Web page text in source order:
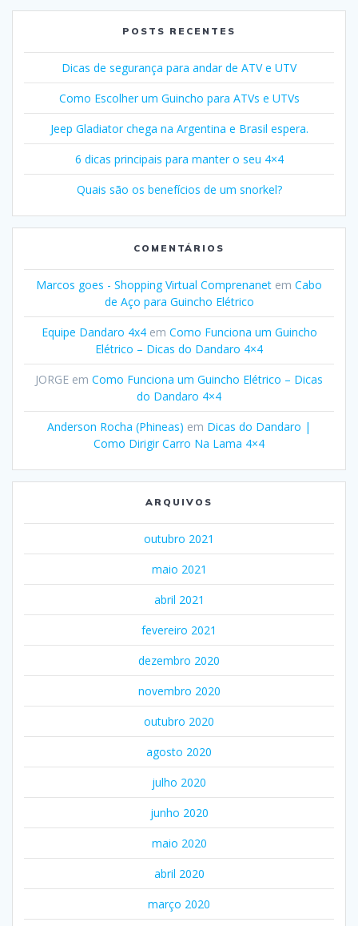
POSTS RECENTES
Dicas de segurança para andar de ATV e UTV
Como Escolher um Guincho para ATVs e UTVs
Jeep Gladiator chega na Argentina e Brasil espera.
6 dicas principais para manter o seu 4×4
Quais são os benefícios de um snorkel?
COMENTÁRIOS
Marcos goes - Shopping Virtual Comprenanet em Cabo
de Aço para Guincho Elétrico
Equipe Dandaro 4x4em Como Funciona um Guincho
Elétrico – Dicas do Dandaro 4×4
JORGE em Como Funciona um Guincho Elétrico – Dicas
do Dandaro 4×4
Anderson Rocha (Phineas) em Dicas do Dandaro |
Como Dirigir Carro Na Lama 4×4
ARQUIVOS
outubro 2021
maio 2021
abril 2021
fevereiro 2021
dezembro 2020
novembro 2020
outubro 2020
agosto 2020
julho 2020
junho 2020
maio 2020
abril 2020
março 2020